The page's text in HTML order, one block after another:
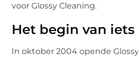
voor Glossy Cleaning.
Het begin van iets
In oktober 2004 opende